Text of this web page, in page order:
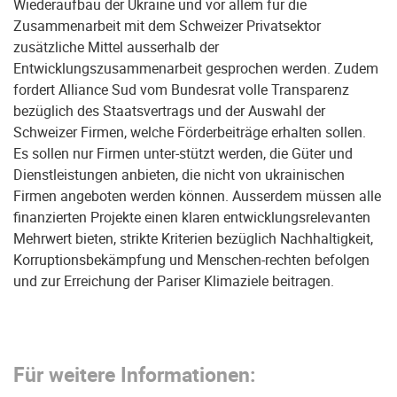
Wiederaufbau der Ukraine und vor allem für die
Zusammenarbeit mit dem Schweizer Privatsektor
zusätzliche Mittel ausserhalb der
Entwicklungszusammenarbeit gesprochen werden. Zudem
fordert Alliance Sud vom Bundesrat volle Transparenz
bezüglich des Staatsvertrags und der Auswahl der
Schweizer Firmen, welche Förderbeiträge erhalten sollen.
Es sollen nur Firmen unter-stützt werden, die Güter und
Dienstleistungen anbieten, die nicht von ukrainischen
Firmen angeboten werden können. Ausserdem müssen alle
finanzierten Projekte einen klaren entwicklungsrelevanten
Mehrwert bieten, strikte Kriterien bezüglich Nachhaltigkeit,
Korruptionsbekämpfung und Menschen-rechten befolgen
und zur Erreichung der Pariser Klimaziele beitragen.
Für weitere Informationen: